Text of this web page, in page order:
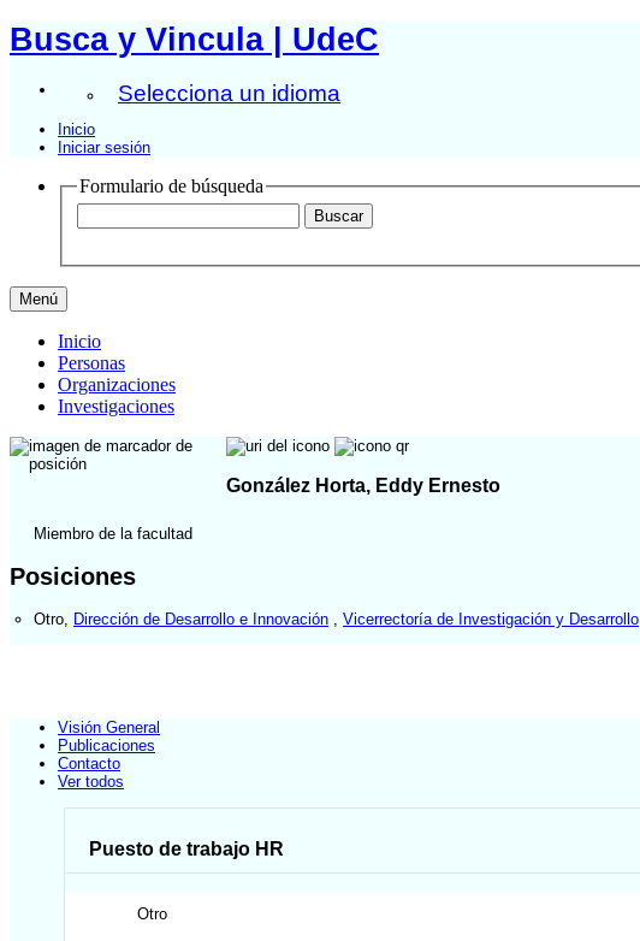
Busca y Vincula | UdeC
Selecciona un idioma
Inicio
Iniciar sesión
Formulario de búsqueda
Menú
Inicio
Personas
Organizaciones
Investigaciones
González Horta, Eddy Ernesto
Miembro de la facultad
Posiciones
Otro Dirección de Desarrollo e Innovación Vicerrectoría de Investigación y Desarrollo
Visión General
Publicaciones
Contacto
Ver todos
Puesto de trabajo HR
Otro